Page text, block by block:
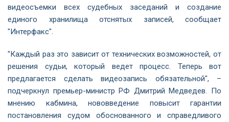
видеосъемки всех судебных заседаний и создание
единого хранилища отснятых записей, сообщает
"Интерфакс".
"Каждый раз это зависит от технических возможностей, от
решения судьи, который ведет процесс. Теперь вот
предлагается сделать видеозапись обязательной", –
подчеркнул премьер-министр РФ Дмитрий Медведев. По
мнению кабмина, нововведение повысит гарантии
постановления судом обоснованного и справедливого